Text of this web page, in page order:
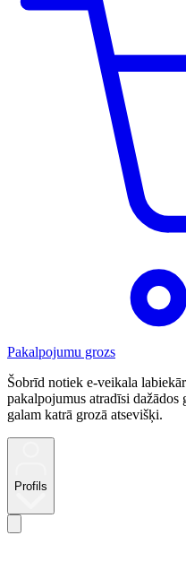
Pakalpojumu grozs
Šobrīd notiek e-veikala
pakalpojumus atradīsi
galam katrā grozā atsevišķi.
Profils